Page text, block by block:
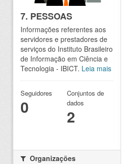
7. PESSOAS
Informações referentes aos
servidores e prestadores de
serviços do Instituto Brasileiro
de Informação em Ciência e
Tecnologia - IBICT. Leia mais
Seguidores
0
Conjuntos de
dados
2
Organizações